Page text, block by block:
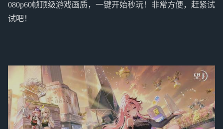
080p60帧顶级游戏画质，一键开始秒玩！非常方便，赶紧试
试吧！